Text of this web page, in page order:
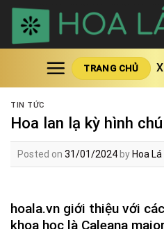
Skip
content
TRANG CHỦ
TIN TỨC
Hoa lan lạ kỳ hình
Posted on 31/01/2024 by Hoa Lá
hoala.vn giới thiệu với
khoa học là Caleana